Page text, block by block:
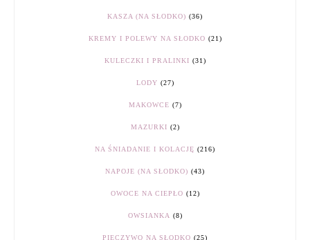
KASZA (NA SŁODKO) (36)
KREMY I POLEWY NA SŁODKO (21)
KULECZKI I PRALINKI (31)
LODY (27)
MAKOWCE (7)
MAZURKI (2)
NA ŚNIADANIE I KOLACJĘ (216)
NAPOJE (NA SŁODKO) (43)
OWOCE NA CIEPŁO (12)
OWSIANKA (8)
PIECZYWO NA SŁODKO (25)